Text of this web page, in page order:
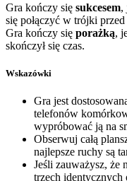
Gra kończy się sukcesem,
się połączyć w trójki
Gra kończy się porażką,
skończył się czas.
Wskazówki
Gra jest
telefonów
wypróbować ją na
Obserwuj całą
najlepsze ruchy są
Jeśli zauważysz, że
trzech identycznych